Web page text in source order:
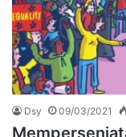
Dsy 09/03/2021